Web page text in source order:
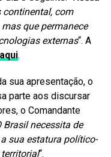
continental, com
que permanece
externas“. A
.
sua apresentação, o
parte aos discursar
o Comandante
Brasil necessita de
sua estatura político-
“.